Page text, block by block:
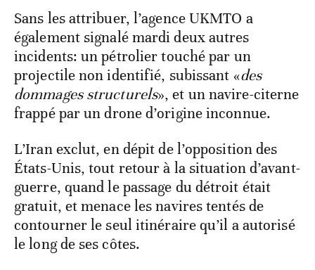
Sans les attribuer, l’agence UKMTO a
également signalé mardi deux autres
incidents: un pétrolier touché par un
projectile non identifié, subissant «des
dommages structurels», et un navire-citerne
frappé par un drone d’origine inconnue.
L’Iran exclut, en dépit de l’opposition des
États-Unis, tout retour à la situation d’avant-
guerre, quand le passage du détroit était
gratuit, et menace les navires tentés de
contourner le seul itinéraire qu’il a autorisé
le long de ses côtes.